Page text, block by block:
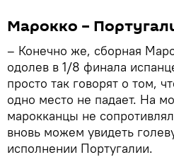
Марокко –
– Конечно же, сборная
одолев в 1/8 финала
просто так говорят о том,
одно место не падает. На
марокканцы не
вновь можем увидеть
исполнении Португалии.